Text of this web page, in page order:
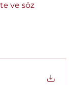
ve söz